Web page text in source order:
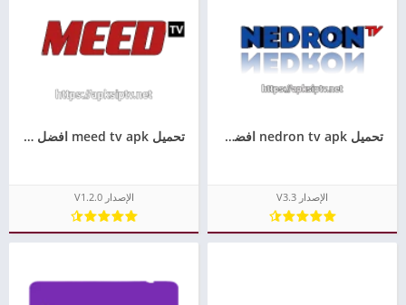
تحميل nedron tv apk افضل تطبيق لمشاهدة القنوات مجانا للاندرويد
الإصدار V3.3
تحميل meed tv apk افضل تطبيق لمشاهدة القنوات مجانا للاندرويد
الإصدار V1.2.0